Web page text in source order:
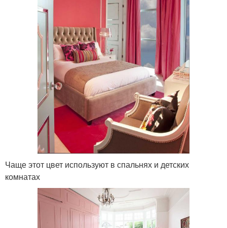
Чаще этот цвет используют в спальнях и детских
комнатах